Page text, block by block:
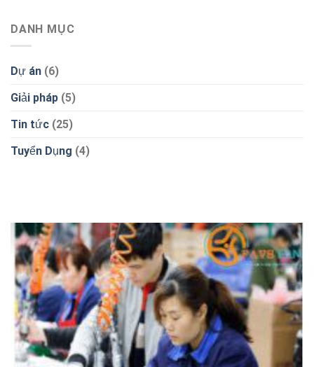
DANH MỤC
Dự án (6)
Giải pháp (5)
Tin tức (25)
Tuyển Dụng (4)